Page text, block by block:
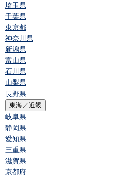
埼玉県
千葉県
東京都
神奈川県
新潟県
富山県
石川県
山梨県
長野県
東海／近畿
岐阜県
静岡県
愛知県
三重県
滋賀県
京都府